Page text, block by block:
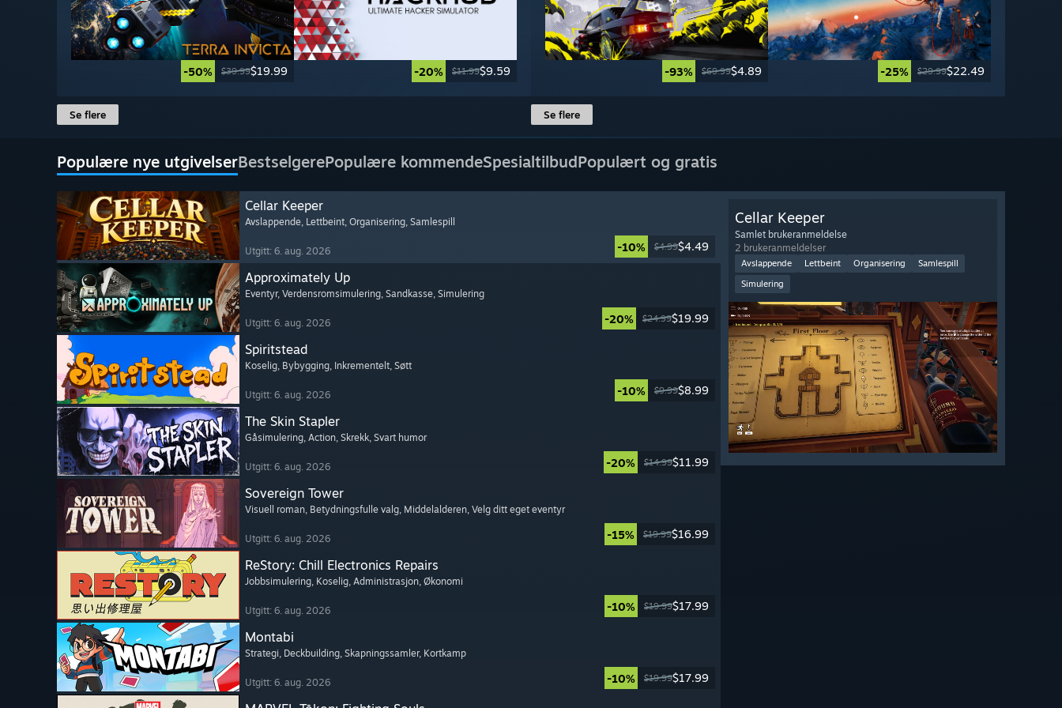
-50% $39.99$19.99 -20% $11.99$9.59
Se flere
-93% $69.99$4.89 -25% $29.99$22.49
Se flere
Populære nye utgivelserBestselgerePopulære kommendeSpesialtilbudPopulært og gratis
Cellar Keeper
Avslappende, Lettbeint, Organisering, Samlespill
Utgitt: 6. aug. 2026 -10% $4.99$4.49
Approximately Up
Eventyr, Verdensromsimulering, Sandkasse, Simulering
Utgitt: 6. aug. 2026 -20% $24.99$19.99
Spiritstead
Koselig, Bybygging, Inkrementelt, Søtt
Utgitt: 6. aug. 2026 -10% $9.99$8.99
The Skin Stapler
Gåsimulering, Action, Skrekk, Svart humor
Utgitt: 6. aug. 2026 -20% $14.99$11.99
Sovereign Tower
Visuell roman, Betydningsfulle valg, Middelalderen, Velg ditt eget eventyr
Utgitt: 6. aug. 2026 -15% $19.99$16.99
ReStory: Chill Electronics Repairs
Jobbsimulering, Koselig, Administrasjon, Økonomi
Utgitt: 6. aug. 2026 -10% $19.99$17.99
Montabi
Strategi, Deckbuilding, Skapningssamler, Kortkamp
Utgitt: 6. aug. 2026 -10% $19.99$17.99
Cellar Keeper
Samlet brukeranmeldelse
2 brukeranmeldelser
Avslappende Lettbeint Organisering
Samlespill
Simulering